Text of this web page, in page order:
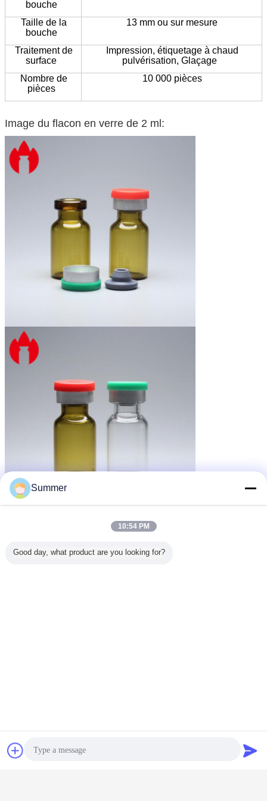
bouche
Taille de la
bouche
13 mm ou sur mesure
Traitement de
surface
Impression, étiquetage à chaud
pulvérisation, Glaçage
Nombre de
pièces
10 000 pièces
Image du flacon en verre de 2 ml:
Contact
Summer
10:54 PM
Good day, what product are you looking for?